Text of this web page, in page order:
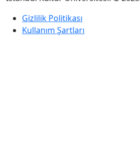
Gizlilik Politikası
Kullanım Şartları